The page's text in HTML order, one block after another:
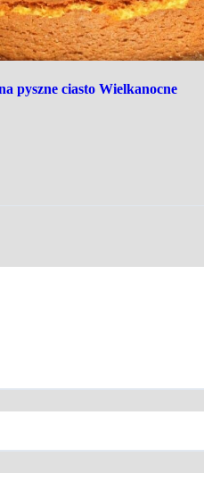
pyszne ciasto Wielkanocne